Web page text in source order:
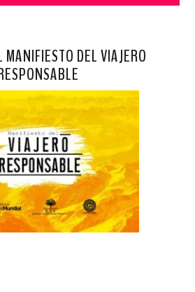
MANIFIESTO DEL VIAJERO